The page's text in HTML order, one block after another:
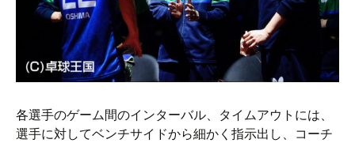
各選手のゲーム間のインターバル、タイムアウトには、
選手に対してベンチサイドから細かく指示出し、コーチ